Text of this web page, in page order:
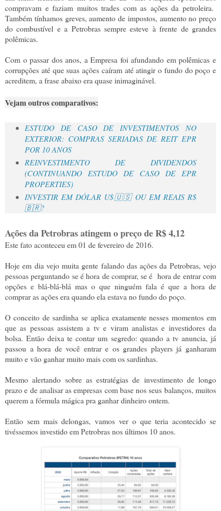
compravam e faziam muitos trades com as ações da petroleira.
Também tínhamos greves, aumento de impostos, aumento no preço
do combustível e a Petrobras sempre esteve à frente de grandes
polêmicas.
Com o passar dos anos, a Empresa foi afundando em polêmicas e
corrupções até que suas ações caíram até atingir o fundo do poço e
acreditem, a frase abaixo era quase inimaginável.
Vejam outros comparativos:
ESTUDO DE CASO DE INVESTIMENTOS NO
EXTERIOR: COMPRAS SERIADAS DE REIT EPR
POR 10 ANOS
REINVESTIMENTO DE DIVIDENDOS
(CONTINUANDO ESTUDO DE CASO DE EPR
PROPERTIES)
INVESTIR EM DÓLAR U$🇺🇸 OU EM REAIS R$
🇧🇷?
Ações da Petrobras atingem o preço de R$ 4,12
Este fato aconteceu em 01 de fevereiro de 2016.
Hoje em dia vejo muita gente falando das ações da Petrobras, vejo
pessoas perguntando se é hora de comprar, se é hora de entrar com
opções e blá-blá-blá mas o que ninguém fala é que a hora de
comprar as ações era quando ela estava no fundo do poço.
O conceito de sardinha se aplica exatamente nesses momentos em
que as pessoas assistem a tv e viram analistas e investidores da
bolsa. Então deixa te contar um segredo: quando a tv anuncia, já
passou a hora de você entrar e os grandes players já ganharam
muito e vão ganhar muito mais com os sardinhas.
Mesmo alertando sobre as estratégias de investimento de longo
prazo e de analisar as empresas com base nos seus balanços, muitos
querem a fórmula mágica pra ganhar dinheiro ontem.
Então sem mais delongas, vamos ver o que teria acontecido se
tivéssemos investido em Petrobras nos últimos 10 anos.